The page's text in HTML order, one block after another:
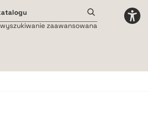
wyszukiwanie zaawansowana